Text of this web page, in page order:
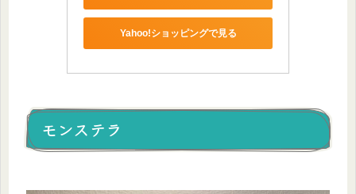
Yahoo!ショッピングで見る
モンステラ